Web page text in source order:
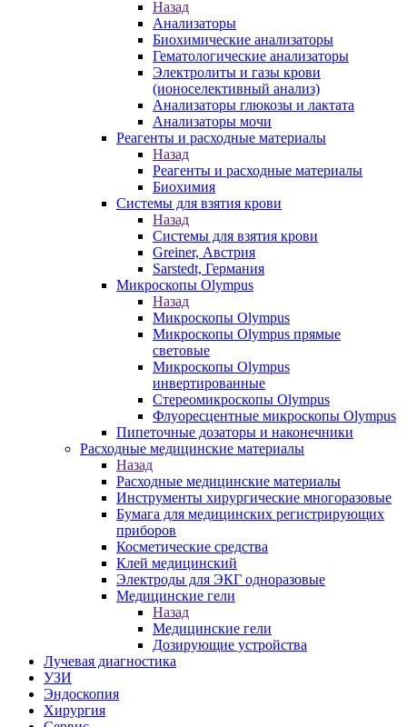
Назад
Анализаторы
Биохимические анализаторы
Гематологические анализаторы
Электролиты и газы крови
(ионоселективный анализ)
Анализаторы глюкозы и лактата
Анализаторы мочи
Реагенты и расходные материалы
Назад
Реагенты и расходные материалы
Биохимия
Системы для взятия крови
Назад
Системы для взятия крови
Greiner, Австрия
Sarstedt, Германия
Микроскопы Olympus
Назад
Микроскопы Olympus
Микроскопы Olympus прямые
световые
Микроскопы Olympus
инвертированные
Стереомикроскопы Olympus
Флуоресцентные микроскопы Olympus
Пипеточные дозаторы и наконечники
Расходные медицинские материалы
Назад
Расходные медицинские материалы
Инструменты хирургические многоразовые
Бумага для медицинских регистрирующих
приборов
Косметические средства
Клей медицинский
Электроды для ЭКГ одноразовые
Медицинские гели
Назад
Медицинские гели
Дозирующие устройства
Лучевая диагностика
УЗИ
Эндоскопия
Хирургия